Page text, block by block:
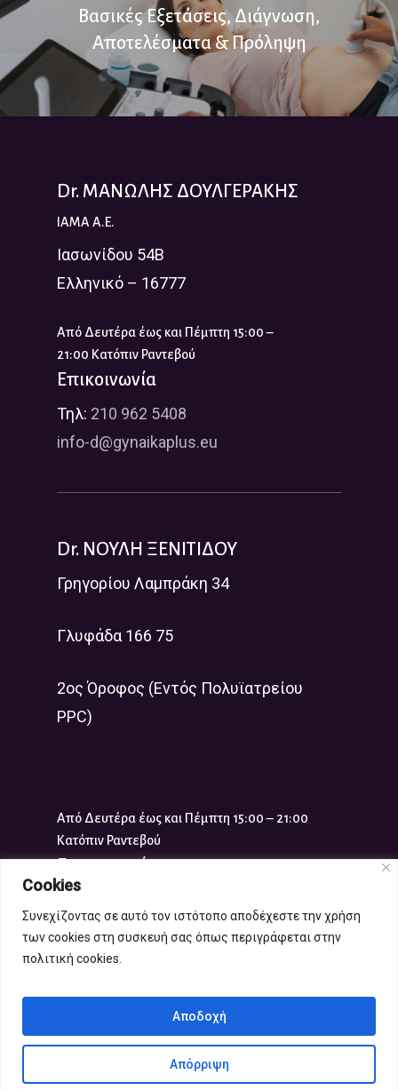
Cookies
Συνεχίζοντας σε αυτό τον ιστότοπο αποδέχεστε την χρήση
των cookies στη συσκευή σας όπως περιγράφεται στην
πολιτική cookies.
Απόρριψη
Αποδοχή
Βασικές Εξετάσεις, Διάγνωση,
Αποτελέσματα & Πρόληψη
Dr. ΜΑΝΩΛΗΣ ΔΟΥΛΓΕΡΑΚΗΣ
IAMA A.E.
Ιασωνίδου 54Β
Ελληνικό – 16777
Από Δευτέρα έως και Πέμπτη 15:00 –
21:00 Κατόπιν Ραντεβού
Επικοινωνία
Τηλ: 210 962 5408
info-d@gynaikaplus.eu
Dr. ΝΟΥΛΗ ΞΕΝΙΤΙΔΟΥ
Γρηγορίου Λαμπράκη 34
Γλυφάδα 166 75
2ος Όροφος (Εντός Πολυϊατρείου
PPC)
Από Δευτέρα έως και Πέμπτη 15:00 – 21:00
Κατόπιν Ραντεβού
Επικοινωνία
info-x@gynaikaplus.eu
Copyright 2021 gynaikaplus.eu |
Όροι χρήσης
Produced byeTouch